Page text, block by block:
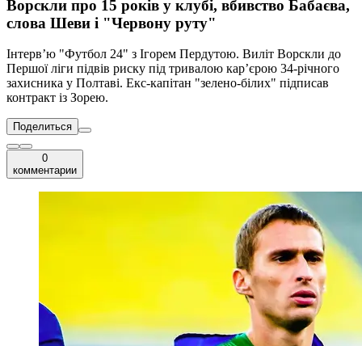
Ворскли про 15 років у клубі, вбивство Бабаєва,
слова Шеви і "Червону руту"
Інтерв’ю "Футбол 24" з Ігорем Пердутою. Виліт Ворскли до
Першої ліги підвів риску під тривалою кар’єрою 34-річного
захисника у Полтаві. Екс-капітан "зелено-білих" підписав
контракт із Зорею.
Поделиться
0
комментарии